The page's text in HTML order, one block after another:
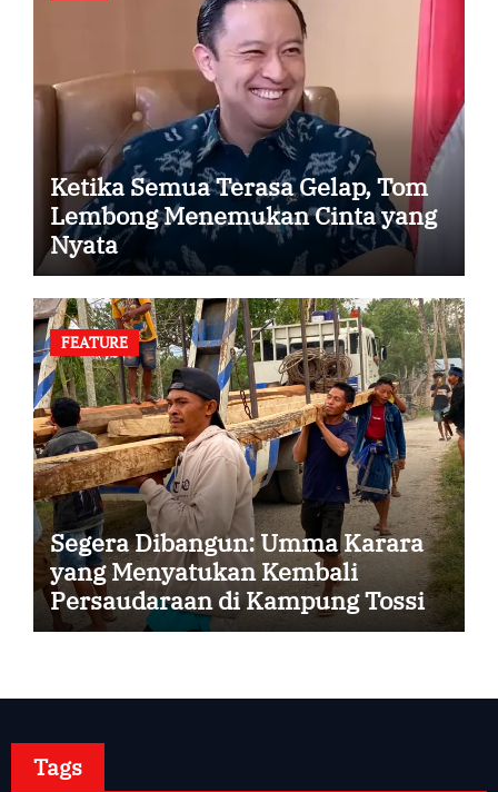
Ketika Semua Terasa Gelap, Tom
Lembong Menemukan Cinta yang
Nyata
FEATURE
Segera Dibangun: Umma Karara
yang Menyatukan Kembali
Persaudaraan di Kampung Tossi
Tags